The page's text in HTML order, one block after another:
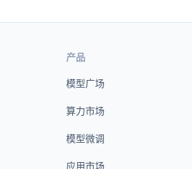
产品
模型广场
算力市场
模型微调
应用市场